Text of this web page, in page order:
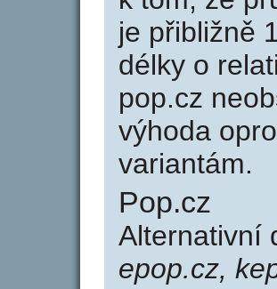
je přibližně
délky o
pop.cz
výhoda
variantám.
Pop.cz
Alternativní
epop.cz,